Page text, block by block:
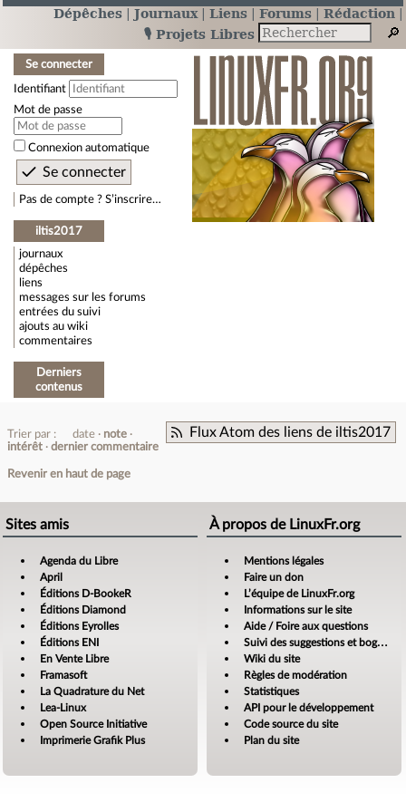
Dépêches Journaux Liens Forums
Rédaction
🎙️ Projets Libres
Se connecter
Identifiant
Mot de passe
Connexion automatique
Pas de compte ? S’inscrire…
iltis2017
journaux
dépêches
liens
messages sur les forums
entrées du suivi
ajouts au wiki
commentaires
Derniers
contenus
Flux Atom des liens de iltis2017
Trier par : date
note
intérêt
dernier commentaire
Revenir en haut de page
Sites amis
Agenda du Libre
April
Éditions D-BookeR
Éditions Diamond
Éditions Eyrolles
Éditions ENI
En Vente Libre
Framasoft
La Quadrature du Net
Lea-Linux
Open Source Initiative
Imprimerie Grafik Plus
À propos de LinuxFr.org
Mentions légales
Faire un don
L’équipe de LinuxFr.org
Informations sur le site
Aide / Foire aux questions
Suivi des suggestions et bogues
Wiki du site
Règles de modération
Statistiques
API pour le développement
Code source du site
Plan du site